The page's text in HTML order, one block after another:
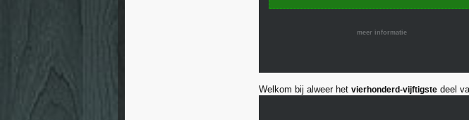
meer informatie
Welkom bij alweer het vierhonderd-vijftigste deel